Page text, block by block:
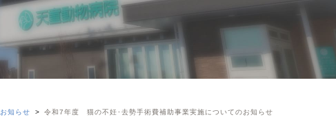
お知らせ 令和7年度 猫の不妊･去勢手術費補助事業実施についてのお知らせ